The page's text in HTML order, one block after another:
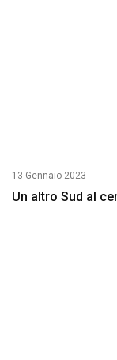
13 Gennaio 2023
Un altro Sud al